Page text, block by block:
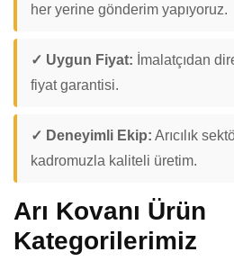
her yerine gönderim yapıyoruz.
✓ Uygun Fiyat: İmalatçıdan
fiyat garantisi.
✓ Deneyimli Ekip: Arıcılık
kadromuzla kaliteli üretim.
Arı Kovanı Ürün
Kategorilerimiz